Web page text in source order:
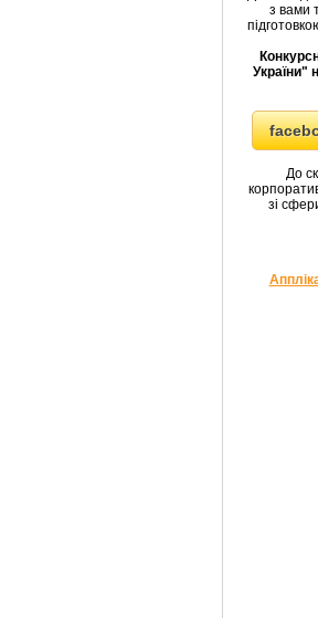
з вами
України"
До
зі